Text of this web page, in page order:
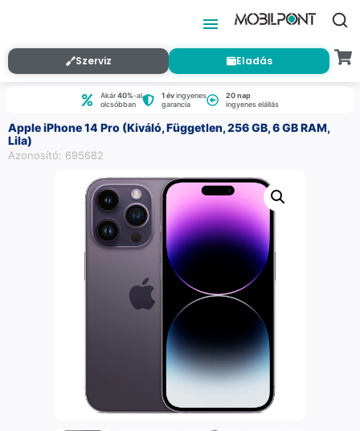
Szerviz Eladás
Akár40%-al
olcsóbban
1 évingyenes
garancia
20 nap
ingyenes elállás
Apple iPhone 14 Pro (Kiváló, Független, 256 GB, 6 GB RAM,
Lila)
Azonosító: 695682